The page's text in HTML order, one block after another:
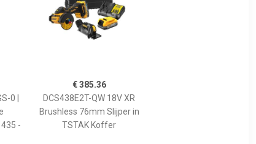
0 |
-
€ 385.36
DCS438E2T-QW 18V XR
Brushless 76mm Slijper in
TSTAK Koffer